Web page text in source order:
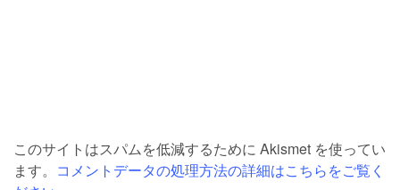
このサイトはスパムを低減するために Akismet を使ってい
ます。 コメントデータの処理方法の詳細はこちらをご覧く